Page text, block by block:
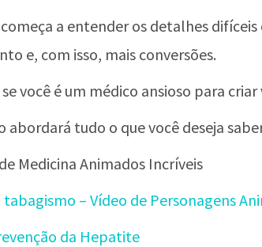
a entender os detalhes
e, com isso, mais conversões.
você é um médico ansioso para
abordará tudo o que você deseja
Medicina Animados Incríveis
– Vídeo de Personagens
da Hepatite